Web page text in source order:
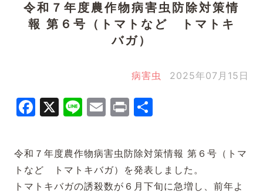
令和７年度農作物病害虫防除対策情
報 第６号（トマトなど トマトキ
バガ）
病害虫 2025年07月15日
Facebook
X LineEmail
Print
令和７年度農作物病害虫防除対策情報 第６号（トマ
トなど トマトキバガ）を発表しました。
トマトキバガの誘殺数が６月下旬に急増し、前年よ